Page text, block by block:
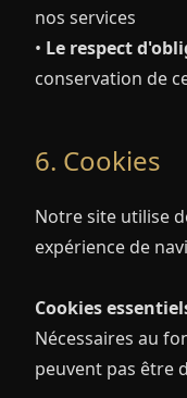
nos services
• Le respect
conservation de
6. Cookies
Notre site utilise
expérience de
Cookies
Nécessaires au
peuvent pas être